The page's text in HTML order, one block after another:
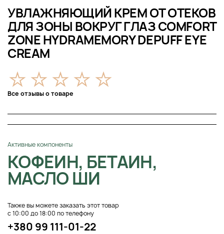
УВЛАЖНЯЮЩИЙ КРЕМ ОТ ОТЕКОВ
ДЛЯ ЗОНЫ ВОКРУГ ГЛАЗ COMFORT
ZONE HYDRAMEMORY DEPUFF EYE
CREAM
Все отзывы о товаре
Активные компоненты
КОФЕИН, БЕТАИН,
МАСЛО ШИ
Также вы можете заказать этот товар
с 10:00 до 18:00 по телефону
+380 99 111-01-22